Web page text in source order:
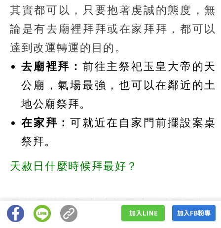
其實都可以，只要抱著虔誠的態度，無
論是有去廟裡拜拜或在家拜拜，都可以
達到改運轉運的目的。
去廟裡拜： 前往主祭祀玉皇大帝的天
公廟，氣場最強，也可以在鄰近的土
地公廟祭拜。
在家拜：可就近在自家門前擺設案桌
祭拜。
天赦日什麼時候拜最好？
天赦日的祭拜吉時為早上5點至下午3
點，但根據個人作息不同，也可以從天